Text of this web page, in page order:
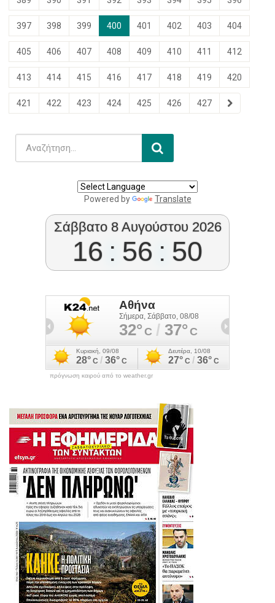
397 398 399 400 401 402 403 404
405 406 407 408 409 410 411 412
413 414 415 416 417 418 419 420
421 422 423 424 425 426 427
Powered by Translate
Σάββατο 8 Αυγούστου 2026
16 : 56 : 51
πρόγνωση καιρού από το weather.gr